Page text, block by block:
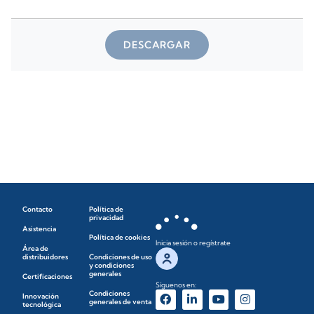
DESCARGAR
Contacto
Asistencia
Área de
distribuidores
Certificaciones
Innovación
tecnológica
Política de
privacidad
Política de cookies
Condiciones de uso
y condiciones
generales
Condiciones
generales de venta
Inicia sesión o regístrate
Síguenos en: